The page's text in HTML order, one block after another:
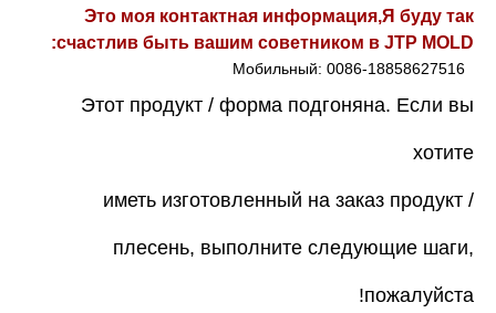
Это моя контактная информация,Я буду так
счастлив быть вашим советником в JTP MOLD:
Этот продукт / форма подгоняна. Если вы
хотите
иметь изготовленный на заказ продукт /
плесень, выполните следующие шаги,
пожалуйста!